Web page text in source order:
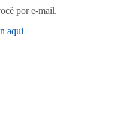
por e-mail.
aqui